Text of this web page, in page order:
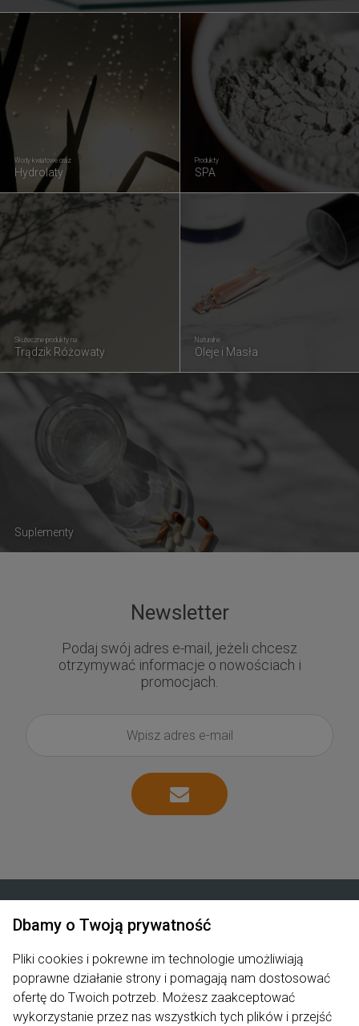
Wody kwiatowe oraz
Hydrolaty
Produkty
SPA
Suplementy
Skuteczne produkty na
Trądzik Różowaty
Naturalne
Oleje i Masła
Newsletter
Podaj swój adres e-mail, jeżeli chcesz
otrzymywać informacje o nowościach i
promocjach.
Produkty
Pomoc
Dbamy o Twoją prywatność
Pliki cookies i pokrewne im technologie umożliwiają
poprawne działanie strony i pomagają nam dostosować
ofertę do Twoich potrzeb. Możesz zaakceptować
wykorzystanie przez nas wszystkich tych plików i przejść